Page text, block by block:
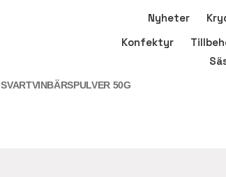
Nyheter
Konfektyr
SVARTVINBÄRSPULVER 50G